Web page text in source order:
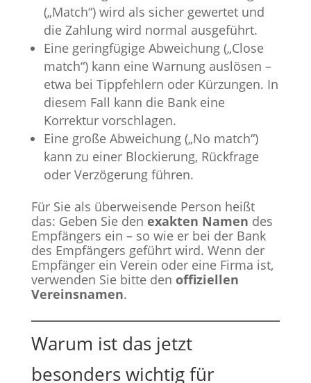
(„Match“) wird als sicher gewertet und
die Zahlung wird normal ausgeführt.
Eine geringfügige Abweichung („Close
match“) kann eine Warnung auslösen –
etwa bei Tippfehlern oder Kürzungen. In
diesem Fall kann die Bank eine
Korrektur vorschlagen.
Eine große Abweichung („No match“)
kann zu einer Blockierung, Rückfrage
oder Verzögerung führen.
Für Sie als überweisende Person heißt
das: Geben Sie den exakten Namen des
Empfängers ein – so wie er bei der Bank
des Empfängers geführt wird. Wenn der
Empfänger ein Verein oder eine Firma ist,
verwenden Sie bitte den offiziellen
Vereinsnamen.
Warum ist das jetzt
besonders wichtig für